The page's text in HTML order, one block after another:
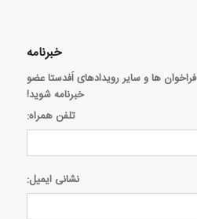
خبرنامه
فراخوان ها و سایر رویدادهای اَفدستا عضو
خبرنامه شوید!
تلفن همراه:
نشانی ایمیل: